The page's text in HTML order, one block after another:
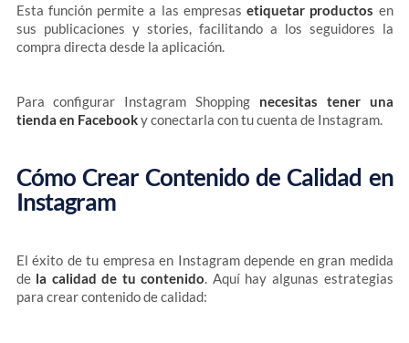
Esta función permite a las empresas etiquetar productos en
sus publicaciones y stories, facilitando a los seguidores la
compra directa desde la aplicación.
Para configurar Instagram Shopping necesitas tener una
tienda en Facebooky conectarla con tu cuenta de Instagram.
Cómo Crear Contenido de Calidad en
Instagram
El éxito de tu empresa en Instagram depende en gran medida
de la calidad de tu contenido . Aquí hay algunas estrategias
para crear contenido de calidad: